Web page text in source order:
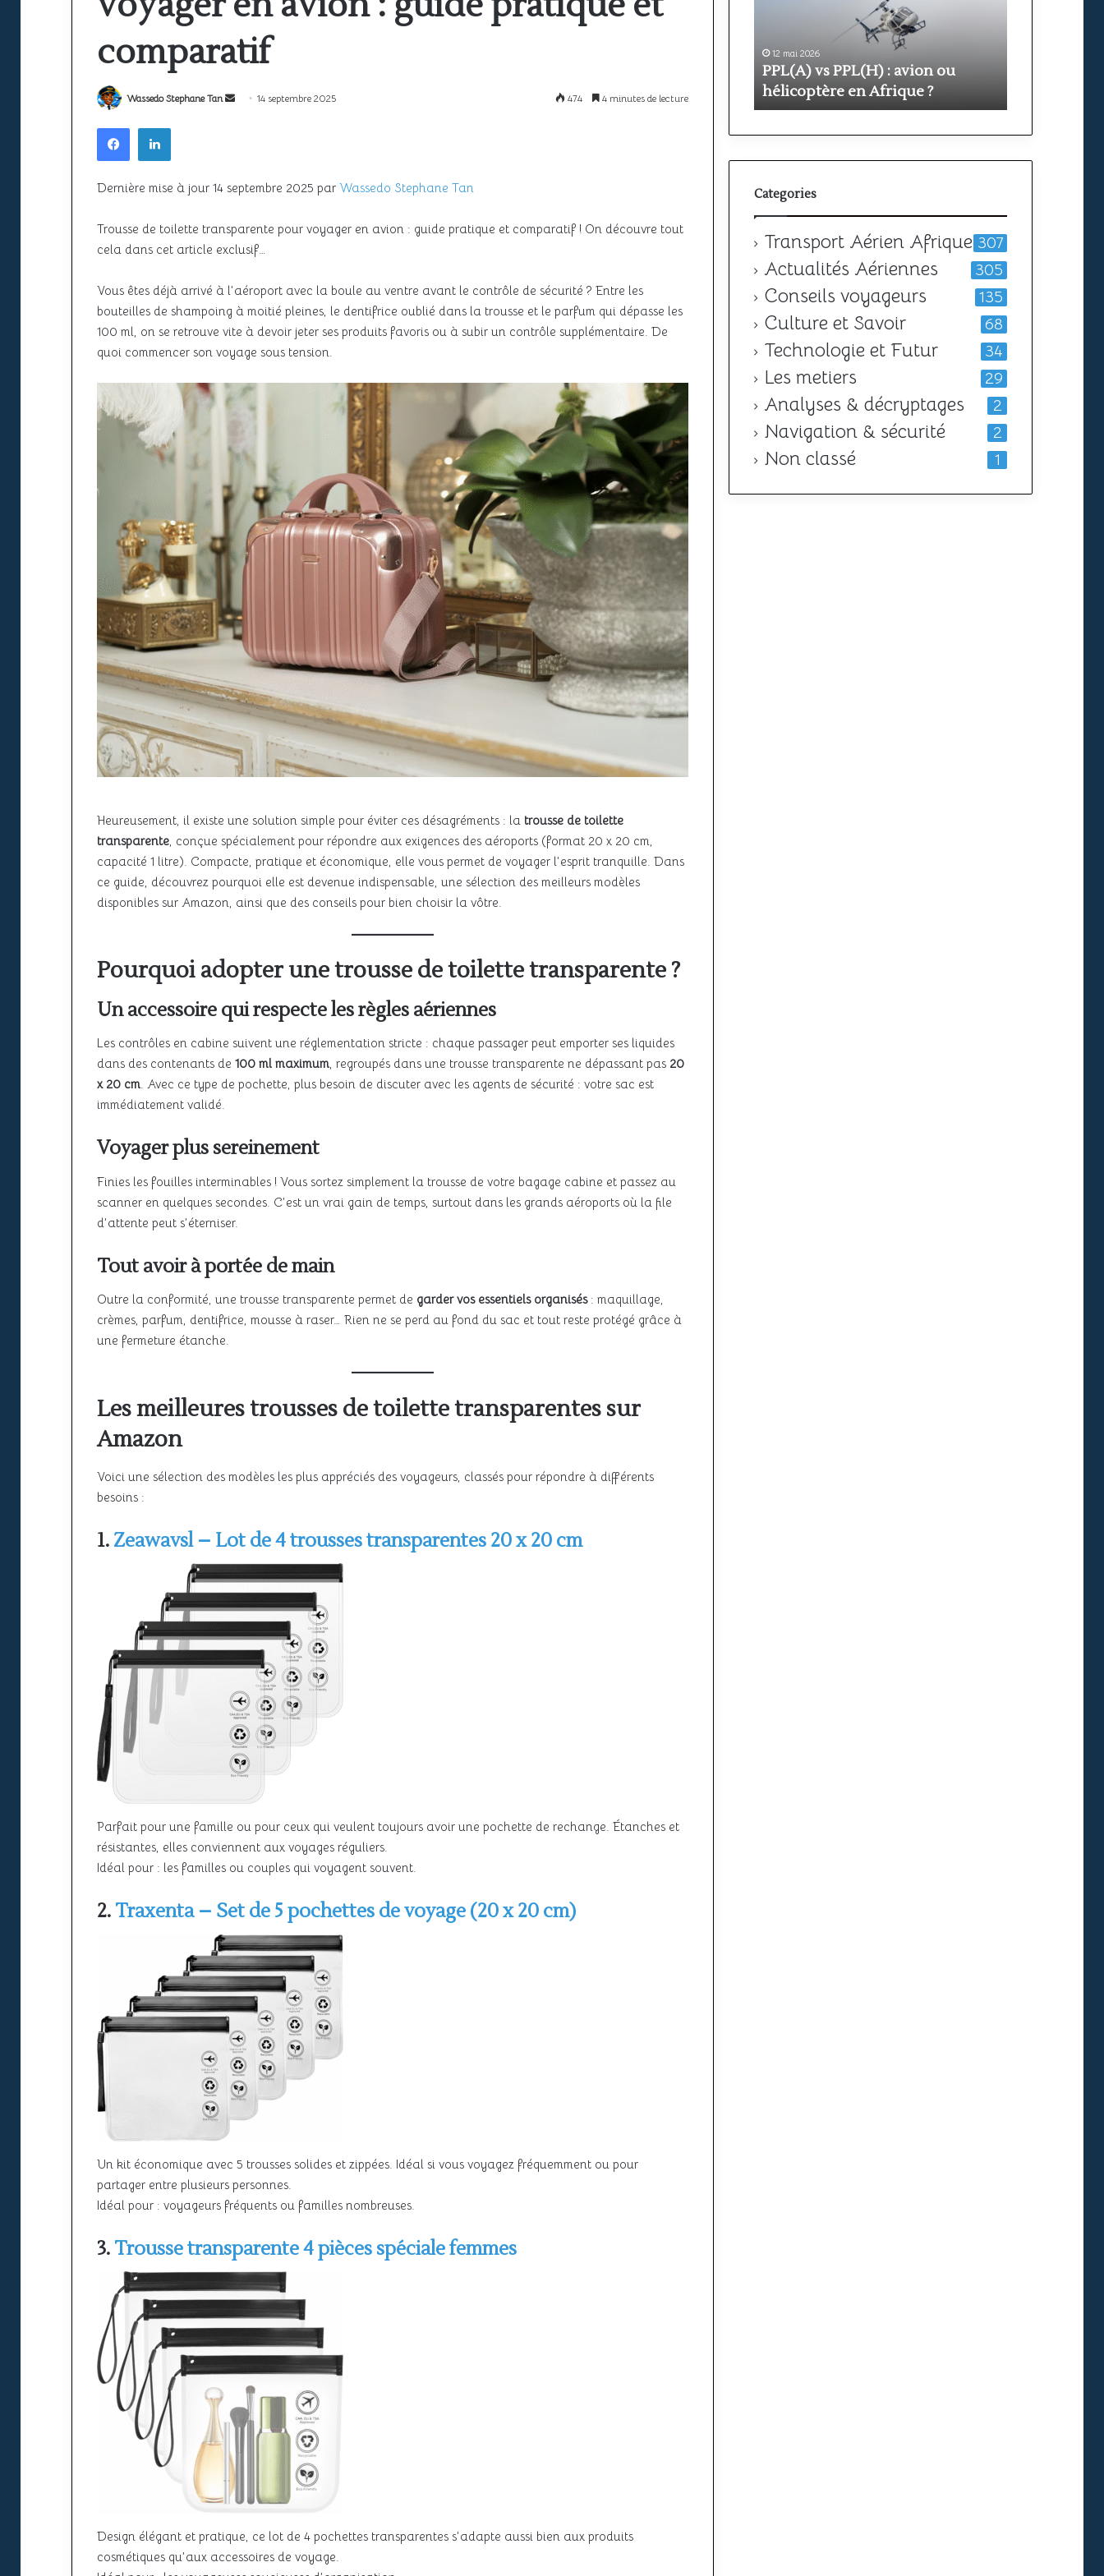
comparatif
Wassedo Stephane Tan
Envoyer14 septembre 2025 474 4 minutes de lecture
FacebookLinkedin
Dernière mise à jour 14 septembre 2025 par Wassedo Stephane Tan
Trousse de toilette transparente pour voyager en avion : guide pratique et comparatif ! On découvre tout
cela dans cet article exclusif…
Vous êtes déjà arrivé à l’aéroport avec la boule au ventre avant le contrôle de sécurité ? Entre les
bouteilles de shampoing à moitié pleines, le dentifrice oublié dans la trousse et le parfum qui dépasse les
100 ml, on se retrouve vite à devoir jeter ses produits favoris ou à subir un contrôle supplémentaire. De
quoi commencer son voyage sous tension.
Heureusement, il existe une solution simple pour éviter ces désagréments : la trousse de toilette
transparente , conçue spécialement pour répondre aux exigences des aéroports (format 20 x 20 cm,
capacité 1 litre). Compacte, pratique et économique, elle vous permet de voyager l’esprit tranquille. Dans
ce guide, découvrez pourquoi elle est devenue indispensable, une sélection des meilleurs modèles
disponibles sur Amazon, ainsi que des conseils pour bien choisir la vôtre.
Pourquoi adopter une trousse de toilette transparente ?
Un accessoire qui respecte les règles aériennes
Les contrôles en cabine suivent une réglementation stricte : chaque passager peut emporter ses liquides
dans des contenants de 100 ml maximum, regroupés dans une trousse transparente ne dépassant pas 20
x 20 cm. Avec ce type de pochette, plus besoin de discuter avec les agents de sécurité : votre sac est
immédiatement validé.
Voyager plus sereinement
Finies les fouilles interminables ! Vous sortez simplement la trousse de votre bagage cabine et passez au
scanner en quelques secondes. C’est un vrai gain de temps, surtout dans les grands aéroports où la file
d’attente peut s’éterniser.
Tout avoir à portée de main
Outre la conformité, une trousse transparente permet de garder vos essentiels organisés: maquillage,
crèmes, parfum, dentifrice, mousse à raser… Rien ne se perd au fond du sac et tout reste protégé grâce à
une fermeture étanche.
Les meilleures trousses de toilette transparentes sur
Amazon
Voici une sélection des modèles les plus appréciés des voyageurs, classés pour répondre à différents
besoins :
1. Zeawavsl – Lot de 4 trousses transparentes 20 x 20 cm
Parfait pour une famille ou pour ceux qui veulent toujours avoir une pochette de rechange. Étanches et
résistantes, elles conviennent aux voyages réguliers.
Idéal pour : les familles ou couples qui voyagent souvent.
2. Traxenta – Set de 5 pochettes de voyage (20 x 20 cm)
Un kit économique avec 5 trousses solides et zippées. Idéal si vous voyagez fréquemment ou pour
partager entre plusieurs personnes.
Idéal pour : voyageurs fréquents ou familles nombreuses.
3. Trousse transparente 4 pièces spéciale femmes
Design élégant et pratique, ce lot de 4 pochettes transparentes s’adapte aussi bien aux produits
cosmétiques qu’aux accessoires de voyage.
Espace aérien africain : la sécurité
à l’épreuve de la croissance du
ciel
unique
africain
peine
à
décoller
africain peine encore à décoller
à
l’étranger
meilleurs
comparatif des meilleurs pays
en
Afrique
12 mai 2026
PPL(A) vs PPL(H) : avion ou
hélicoptère en Afrique ?
licence
Categories
Transport Aérien Afrique 307
Actualités Aériennes 305
Conseils voyageurs 135
Culture et Savoir 68
Technologie et Futur 34
Les metiers 29
Analyses & décryptages 2
Navigation & sécurité 2
Non classé 1